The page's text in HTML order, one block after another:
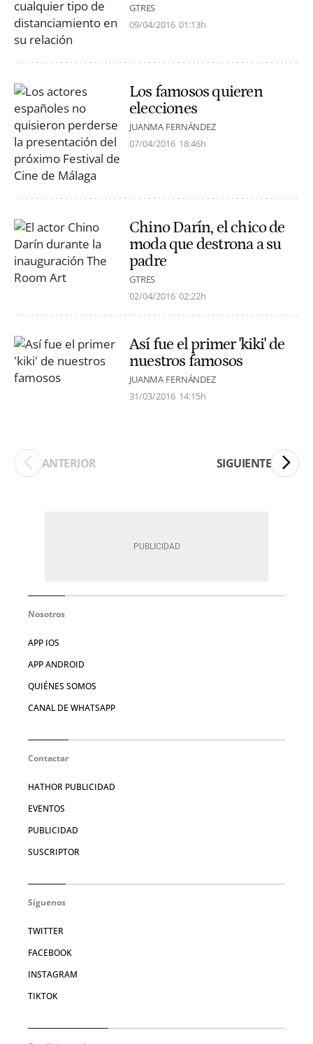
GTRES
09/04/2016 01:13h
Los famosos quieren
elecciones
JUANMA FERNÁNDEZ
07/04/2016 18:46h
Chino Darín, el chico de
moda que destrona a su
padre
GTRES
02/04/2016 02:22h
Así fue el primer 'kiki' de
nuestros famosos
JUANMA FERNÁNDEZ
31/03/2016 14:15h
ANTERIOR SIGUIENTE
Nosotros
APP IOS
APP ANDROID
QUIÉNES SOMOS
CANAL DE WHATSAPP
Contactar
HATHOR PUBLICIDAD
EVENTOS
PUBLICIDAD
SUSCRIPTOR
Síguenos
TWITTER
FACEBOOK
INSTAGRAM
TIKTOK